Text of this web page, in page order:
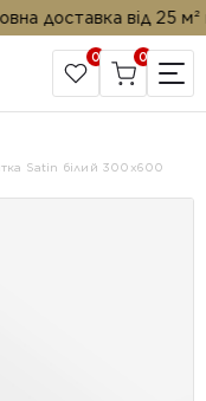
доставка від 25 м²
КОМПАНІЇ
0 0
Satin білий 300х600